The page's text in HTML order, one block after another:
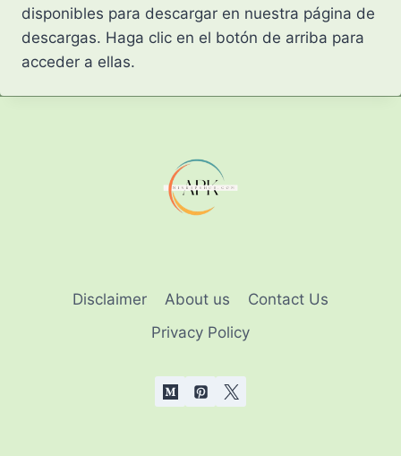
disponibles para descargar en nuestra página de
descargas. Haga clic en el botón de arriba para
acceder a ellas.
Disclaimer About us
Contact Us
Privacy Policy